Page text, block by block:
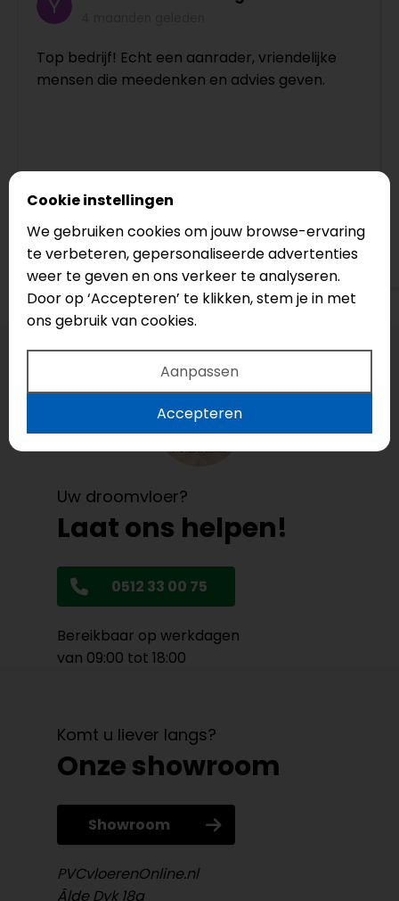
Top bedrijf! Echt een aanrader, vriendelijke
mensen die meedenken en advies geven.
Bekijk op Google
Cookie instellingen
We gebruiken cookies om jouw browse-ervaring
te verbeteren, gepersonaliseerde advertenties
weer te geven en ons verkeer te analyseren.
Door op ‘Accepteren’ te klikken, stem je in met
ons gebruik van cookies.
Aanpassen
Accepteren
Uw droomvloer?
Laat ons helpen!
0512 33 00 75
Bereikbaar op werkdagen
van 09:00 tot 18:00
Komt u liever langs?
Onze showroom
Showroom
PVCvloerenOnline.nl
Âlde Dyk 18a